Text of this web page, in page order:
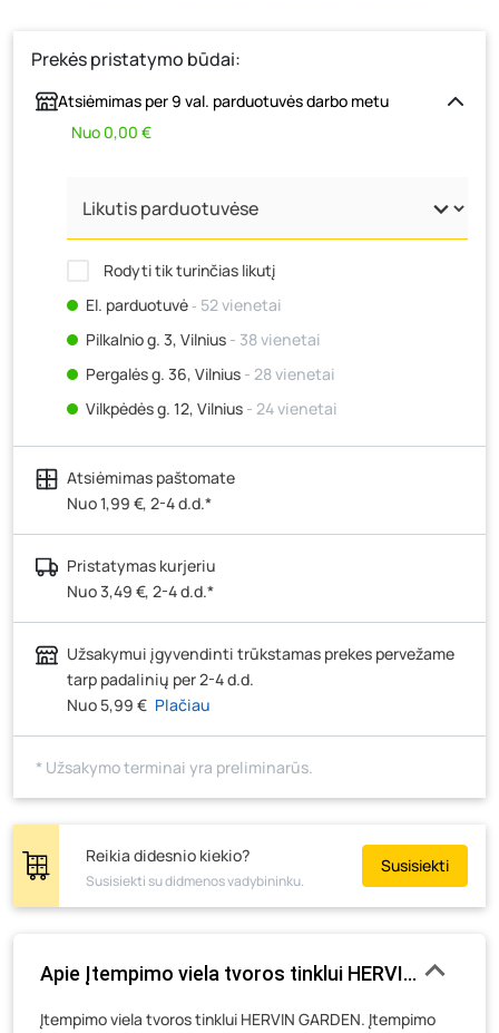
Prekės pristatymo būdai:
Atsiėmimas per 9 val. parduotuvės darbo metu
Nuo 0,00 €
Rodyti tik turinčias likutį
El. parduotuvė‐ 52 vienetai
Pilkalnio g. 3, Vilnius - 38 vienetai
Pergalės g. 36, Vilnius - 28 vienetai
Vilkpėdės g. 12, Vilnius - 24 vienetai
Ateities g. 15, Vilnius- 27 vienetai
Kauno r., Narsiečių k., Vytauto g. 183, Kaunas
vienetai
Šilutės pl. 83A, Klaipėda- 31 vienetas
Pramonės g. 7, Šiauliai
Klaipėdos g. 170R, Panevėžys
J. Basanavičiaus g. 6, Utena
Novočėbės k. 3, Kėdainiai
Skuodo g. 41, Mažeikiai- 19 vienetų
Žemaičių g. 2, Raseiniai
Pramonės g. 6E, Šilutė- 43 vienetai
Gedimino g. 54, Tauragė- 24 vienetai
Veteranų g. 11, Visaginas - 17 vienetų
Baravykų g. 1, Druskininkai- 43 vienetai
Atsiėmimas paštomate
Nuo 1,99 €, 2-4 d.d.*
Pristatymas kurjeriu
Nuo 3,49 €, 2-4 d.d.*
Užsakymui įgyvendinti trūkstamas prekes pervežame
tarp padalinių per 2-4 d.d.
Nuo 5,99 € Plačiau
* Užsakymo terminai yra preliminarūs.
Reikia didesnio kiekio?
Susisiekti su didmenos vadybininku.
Susisiekti
Apie Įtempimo viela tvoros tinklui HERVIN
Įtempimo viela tvoros tinklui HERVIN GARDEN. Įtempimo